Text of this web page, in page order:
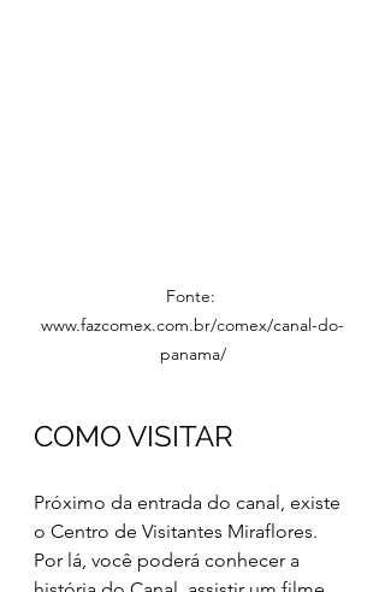
Fonte:
www.fazcomex.com.br/comex/canal-do-
panama/
COMO VISITAR
Próximo da entrada do canal, existe
o Centro de Visitantes Miraflores.
Por lá, você poderá conhecer a